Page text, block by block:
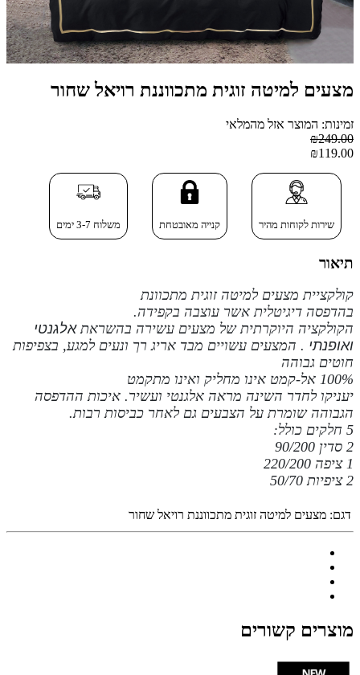
מצעים למיטה זוגית מתכווננת רויאל שחור
זמינות: המוצר אזל מהמלאי
₪249.00
₪119.00
שירות לקוחות מהיר קנייה מאובטחת משלוח 3-7 ימים
תיאור
קולקציית מצעים למיטה זוגית מתכוונת
בהדפסה דיגיטלית אשר עוצבה בקפידה.
הקולקציה היוקרתית של מצעים עשירה בהשראתאלגנטי
ואופנתי . המצעים עשויים מבד אריג רך ונעים למגע, בצפיפות
חוטים גבוהה
100% אל-קמט
אינו מחליק ואינו מתקמט
יעניקו לחדר השינה מראה אלגנטי ועשיר. איכות ההדפסה
הגבוהה שומרת על הצבעים גם לאחר כביסות רבות.
5 חלקים כולל:
2 סדין 90/200
1 ציפה 220/200
2 ציפיות 50/70
דגם: מצעים למיטה זוגית מתכווננת רויאל שחור
מוצרים קשורים